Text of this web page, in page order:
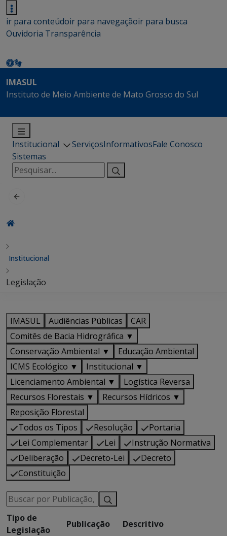
ir para conteúdoir para navegaçãoir para busca
Ouvidoria Transparência
IMASUL
Instituto de Meio Ambiente de Mato Grosso do Sul
Institucional ServiçosInformativosFale Conosco
Sistemas
Pesquisar
por:
Institucional
Legislação
IMASUL Audiências Públicas
CAR
Comitês de Bacia Hidrográfica ▼
Conservação Ambiental ▼
Educação Ambiental
ICMS Ecológico ▼
Institucional ▼
Licenciamento Ambiental ▼
Logística Reversa
Recursos Florestais ▼
Recursos Hídricos ▼
Reposição Florestal
Todos os Tipos
Resolução
Portaria
Lei Complementar
Lei
Instrução Normativa
Deliberação
Decreto-Lei
Decreto
Constituição
Tipo de
Legislação
Publicação Descritivo